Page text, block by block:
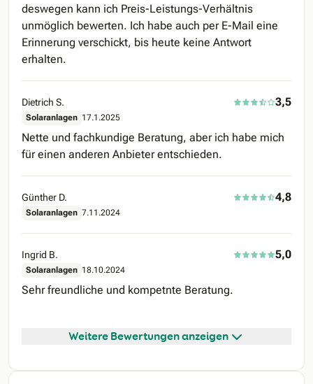
deswegen kann ich Preis-Leistungs-Verhältnis
unmöglich bewerten. Ich habe auch per E-Mail eine
Erinnerung verschickt, bis heute keine Antwort
erhalten.
Dietrich S. 3,5
Solaranlagen 17.1.2025
Nette und fachkundige Beratung, aber ich habe mich
für einen anderen Anbieter entschieden.
Günther D. 4,8
Solaranlagen 7.11.2024
Ingrid B. 5,0
Solaranlagen 18.10.2024
Sehr freundliche und kompetnte Beratung.
Weitere Bewertungen anzeigen